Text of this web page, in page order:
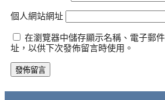
個人網站網址
在瀏覽器中儲存顯示名稱、電子郵
址，以供下次發佈留言時使用。